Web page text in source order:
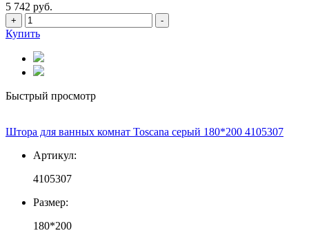
5 742 руб.
+ -
Купить
Быстрый просмотр
Штора для ванных комнат Toscana серый 180*200 4105307
Артикул:
4105307
Размер:
180*200